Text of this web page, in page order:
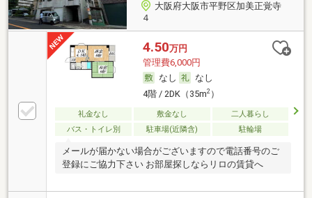
大阪府大阪市平野区加美正覚寺
４
4.50万円
管理費6,000円
なし
なし
4階 / 2DK（35m2）
礼金なし 敷金なし
二人暮らし
バス・トイレ別
駐車場(近隣含) 駐輪場
メールが届かない場合がございますので電話番号のご
登録にご協力下さい お部屋探しならリロの賃貸へ